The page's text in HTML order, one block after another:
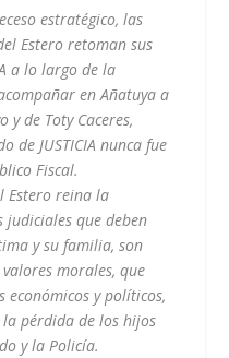
estratégico, las
Estero retoman sus
a lo largo de la
en Añatuya a
de Toty Caceres,
de JUSTICIA nunca fue
Fiscal.
Estero reina la
judiciales que deben
y su familia, son
morales, que
económicos y políticos,
pérdida de los hijos
y la Policía.